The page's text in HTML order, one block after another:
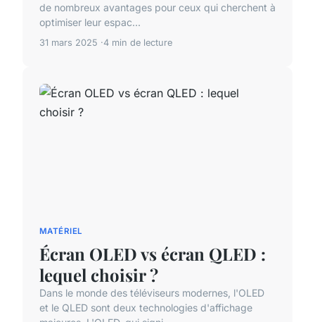
de nombreux avantages pour ceux qui cherchent à
optimiser leur espac...
31 mars 2025 4 min de lecture
MATÉRIEL
Écran OLED vs écran QLED :
lequel choisir ?
Dans le monde des téléviseurs modernes, l'OLED
et le QLED sont deux technologies d'affichage